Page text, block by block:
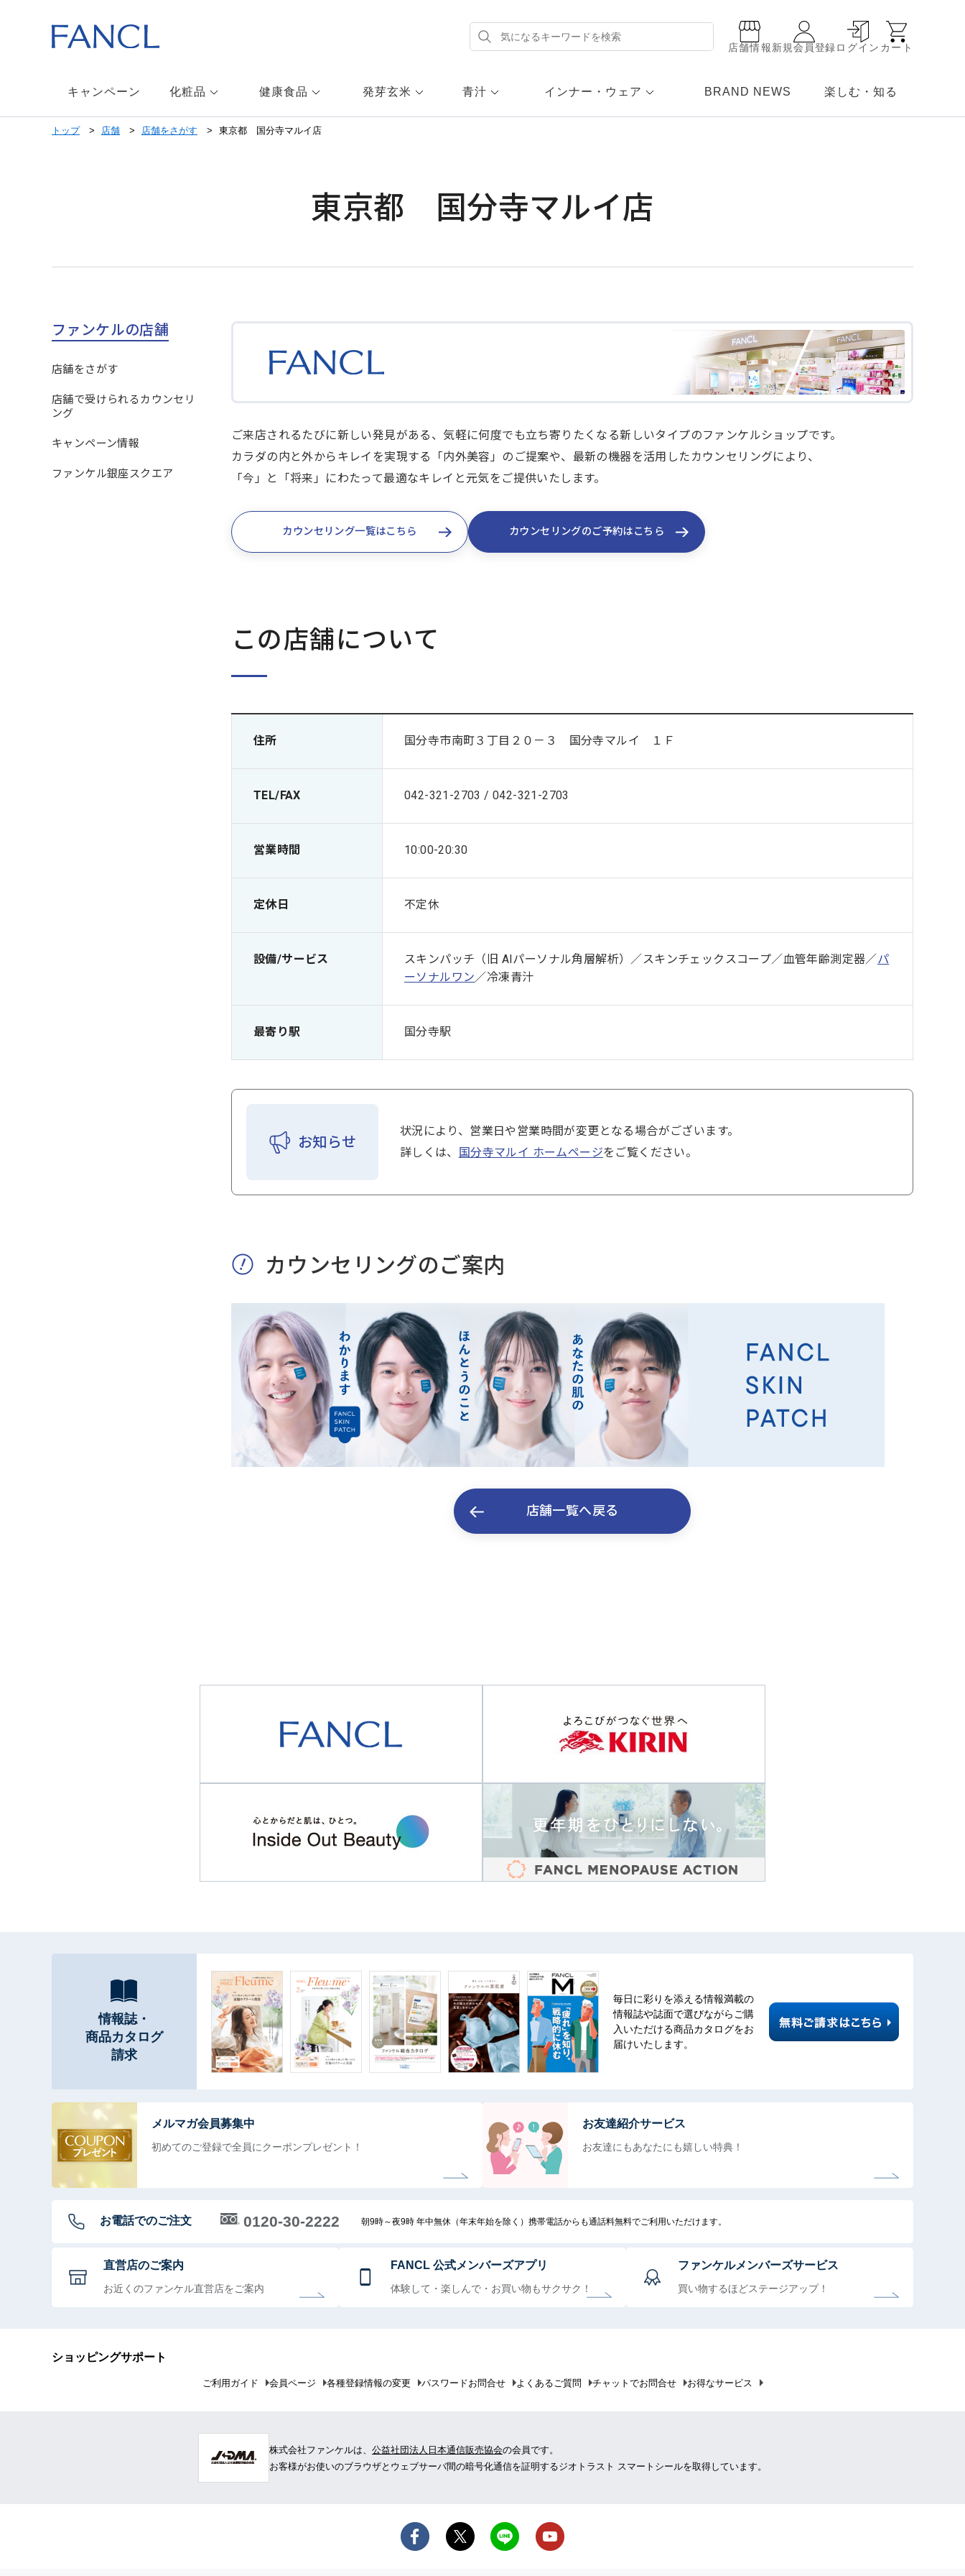
店舗情報新規会員登録ログイン カート
キャンペーン 化粧品 健康食品 発芽玄米 青汁 インナー・ウェア BRAND NEWS 楽しむ・知る
トップ 店舗 店舗をさがす 東京都 国分寺マルイ店
東京都 国分寺マルイ店
ご来店されるたびに新しい発見がある、気軽に何度でも立ち寄りたくなる新しいタイプのファンケルショップです。
カラダの内と外からキレイを実現する「内外美容」のご提案や、最新の機器を活用したカウンセリングにより、
「今」と「将来」にわたって最適なキレイと元気をご提供いたします。
カウンセリング一覧はこちら カウンセリングのご予約はこちら
この店舗について
住所 国分寺市南町３丁目２０－３ 国分寺マルイ １Ｆ
TEL/FAX 042-321-2703 / 042-321-2703
営業時間 10:00-20:30
定休日 不定休
設備/サービス スキンパッチ（旧 AIパーソナル角層解析）／スキンチェックスコープ／血管年齢測定器／パ
ーソナルワン／冷凍青汁
最寄り駅 国分寺駅
お知らせ
状況により、営業日や営業時間が変更となる場合がございます。
詳しくは、国分寺マルイ ホームページをご覧ください。
カウンセリングのご案内
店舗一覧へ戻る
ファンケルの店舗
店舗をさがす
店舗で受けられるカウンセリ
ング
キャンペーン情報
ファンケル銀座スクエア
情報誌・
商品カタログ
請求
毎日に彩りを添える情報満載の
情報誌や誌面で選びながらご購
入いただける商品カタログをお
届けいたします。
メルマガ会員募集中
初めてのご登録で全員にクーポンプレゼント！
お友達紹介サービス
お友達にもあなたにも嬉しい特典！
お電話でのご注文 0120-30-2222 朝9時～夜9時 年中無休（年末年始を除く）携帯電話からも通話料無料でご利用いただけます。
直営店のご案内
お近くのファンケル直営店をご案内
FANCL 公式メンバーズアプリ
体験して・楽しんで・お買い物もサクサク！
ファンケルメンバーズサービス
買い物するほどステージアップ！
ショッピングサポート
ご利用ガイド 会員ページ 各種登録情報の変更 パスワードお問合せ よくあるご質問 チャットでお問合せ お得なサービス
株式会社ファンケルは、 公益社団法人日本通信販売協会の会員です。
お客様がお使いのブラウザとウェブサーバ間の暗号化通信を証明するジオトラスト スマートシールを取得しています。